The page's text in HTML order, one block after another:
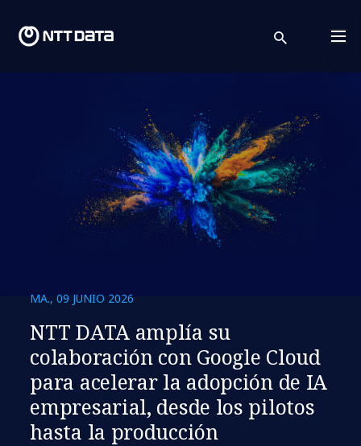
search
MA., 09 JUNIO 2026
NTT DATA amplía su
colaboración con Google Cloud
para acelerar la adopción de IA
empresarial, desde los pilotos
hasta la producción